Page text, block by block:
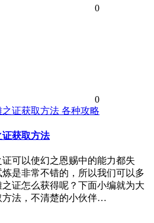
0
0
各种攻略
获取方法
可以使幻之恩赐中的能力都失
是非常不错的，所以我们可以多
证怎么获得呢？下面小编就为大
方法，不清楚的小伙伴…